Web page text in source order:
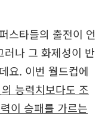
스타들의 출전이 언
나 그 화제성이 반
요. 이번 월드컵에
능력치보다도 조
이 승패를 가르는